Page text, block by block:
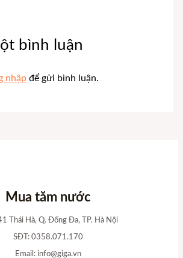
bình luận
nhậpđể gửi bình luận.
Mua tăm nước
Thái Hà, Q. Đống Đa, TP. Hà Nội
SĐT: 0358.071.170
Email: info@giga.vn